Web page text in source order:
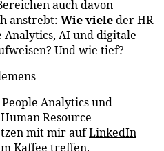
auch davon
anstrebt: Wie vieleder HR-
AI und digitale
Und wie tief?
Analytics und
Resource
mit mir aufLinkedIn
Kaffee treffen.